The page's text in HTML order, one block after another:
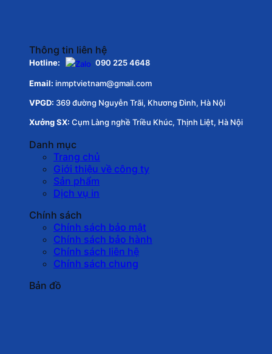
Thông tin liên hệ
Hotline: 090 225 4648
Email: inmptvietnam@gmail.com
VPGD: 369 đường Nguyễn Trãi, Khương Đình, Hà Nội
Xưởng SX: Cụm Làng nghề Triều Khúc, Thịnh Liệt, Hà Nội
Danh mục
Trang chủ
Giới thiệu về công ty
Sản phẩm
Dịch vụ in
Chính sách
Chính sách bảo mật
Chính sách bảo hành
Chính sách liên hệ
Chính sách chung
Bản đồ